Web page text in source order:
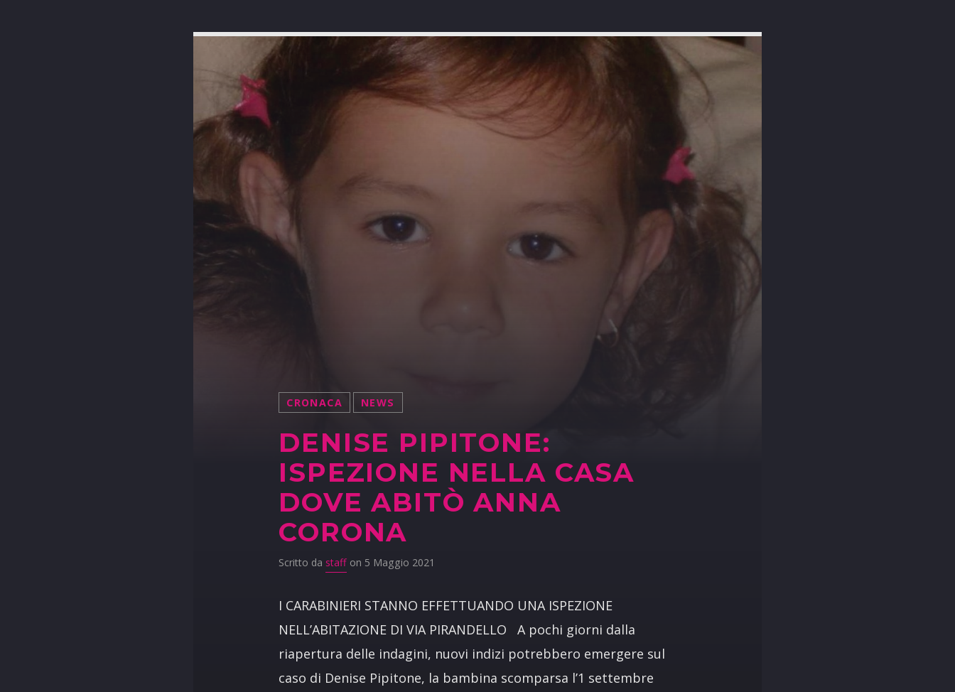
CRONACA NEWS
DENISE PIPITONE:
ISPEZIONE NELLA CASA
DOVE ABITÒ ANNA
CORONA
Scritto da staff on 5 Maggio 2021
I CARABINIERI STANNO EFFETTUANDO UNA ISPEZIONE
NELL’ABITAZIONE DI VIA PIRANDELLO A pochi giorni dalla
riapertura delle indagini, nuovi indizi potrebbero emergere sul
caso di Denise Pipitone, la bambina scomparsa l’1 settembre